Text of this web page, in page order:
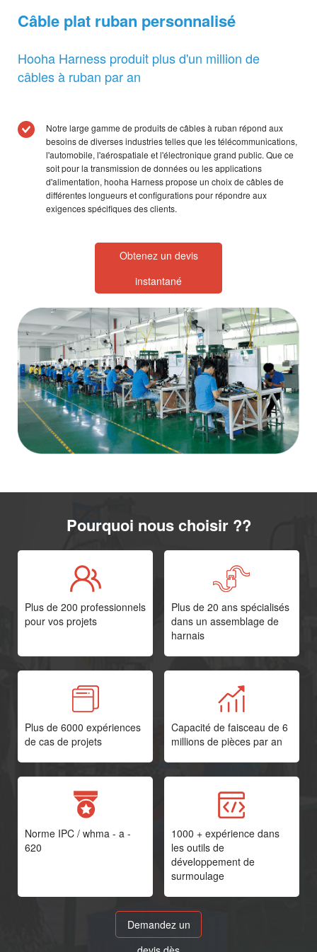
Câble plat ruban personnalisé
Hooha Harness produit plus d'un million de
câbles à ruban par an
Notre large gamme de produits de câbles à ruban répond aux
besoins de diverses industries telles que les télécommunications,
l'automobile, l'aérospatiale et l'électronique grand public. Que ce
soit pour la transmission de données ou les applications
d'alimentation, hooha Harness propose un choix de câbles de
différentes longueurs et configurations pour répondre aux
exigences spécifiques des clients.
Obtenez un devis
instantané
Pourquoi nous choisir ??
Plus de 200 professionnels
pour vos projets
Plus de 20 ans spécialisés
dans un assemblage de
harnais
Plus de 6000 expériences
de cas de projets
Capacité de faisceau de 6
millions de pièces par an
Norme IPC / whma - a -
620
1000 + expérience dans
les outils de
développement de
surmoulage
Demandez un